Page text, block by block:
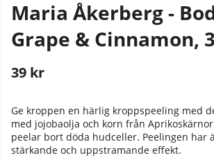
Maria Åkerberg -
Grape & Cinnamon,
39 kr
Ge kroppen en härlig kroppspeeling med
med jojobaolja och korn från
peelar bort döda hudceller. Peelingen har
stärkande och uppstramande effekt.